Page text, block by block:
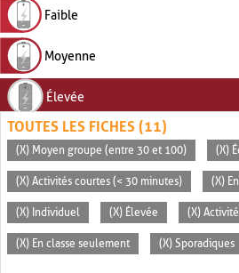
Faible
Moyenne
Élevée
TOUTES LES FICHES (11)
(X) Moyen groupe (entre 30 et 100) (X)
(X) Activités courtes (< 30 minutes) (X)
(X) Individuel (X) Élevée (X)
(X) En classe seulement (X) Sporadiques